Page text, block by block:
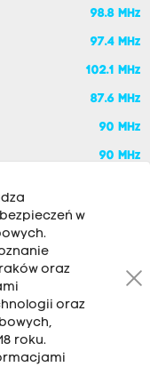
98.8 MHz
97.4 MHz
102.1 MHz
87.6 MHz
90 MHz
90 MHz
22, 30-007
Antena: 12 200 33 33
w
oraz
oraz
roku.